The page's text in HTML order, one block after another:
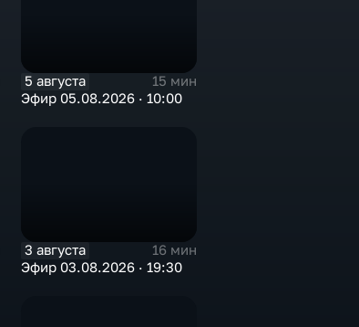
5 августа
15 мин
Эфир 05.08.2026 · 10:00
3 августа
16 мин
Эфир 03.08.2026 · 19:30